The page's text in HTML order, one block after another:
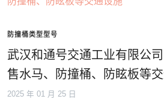
防撞桶类型型号
武汉和通号交通工业有限公
售水马、防撞桶、防眩板等
2025 年 01 月 25 日